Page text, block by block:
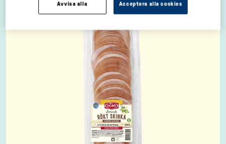
Avvisa alla Acceptera alla cookies